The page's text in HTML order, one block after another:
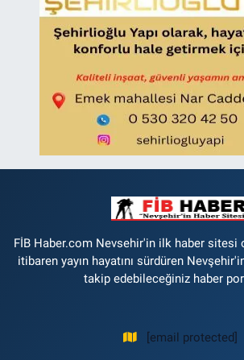
FİB Haber.com Nevsehir'in ilk haber sitesi
itibaren yayın hayatını sürdüren
takip edebileceğiniz haber
[email protected]